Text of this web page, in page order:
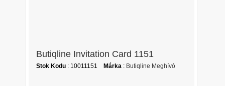
Butiqline Invitation Card 1151
Stok Kodu : 10011151 Márka : Butiqline Meghívó